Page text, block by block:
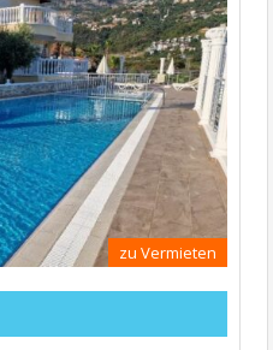
zu Vermieten